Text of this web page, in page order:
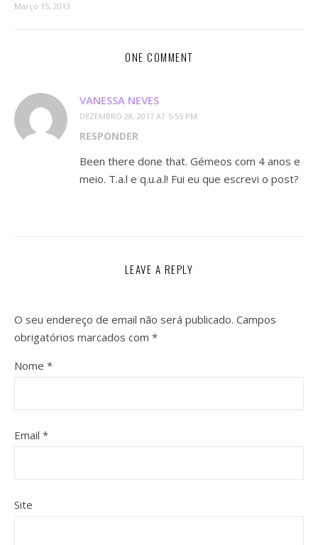
Março 15, 2013
ONE COMMENT
VANESSA NEVES
DEZEMBRO 28, 2017 AT 5:55 PM
RESPONDER
Been there done that. Gémeos com 4 anos e
meio. T.a.l e q.u.a.l! Fui eu que escrevi o post?
LEAVE A REPLY
O seu endereço de email não será publicado. Campos
obrigatórios marcados com *
Nome *
Email *
Site